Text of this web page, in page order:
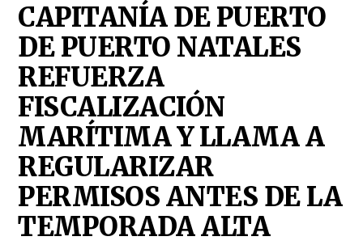
CAPITANÍA DE PUERTO
DE PUERTO NATALES
REFUERZA
FISCALIZACIÓN
MARÍTIMA Y LLAMA A
REGULARIZAR
PERMISOS ANTES DE LA
TEMPORADA ALTA